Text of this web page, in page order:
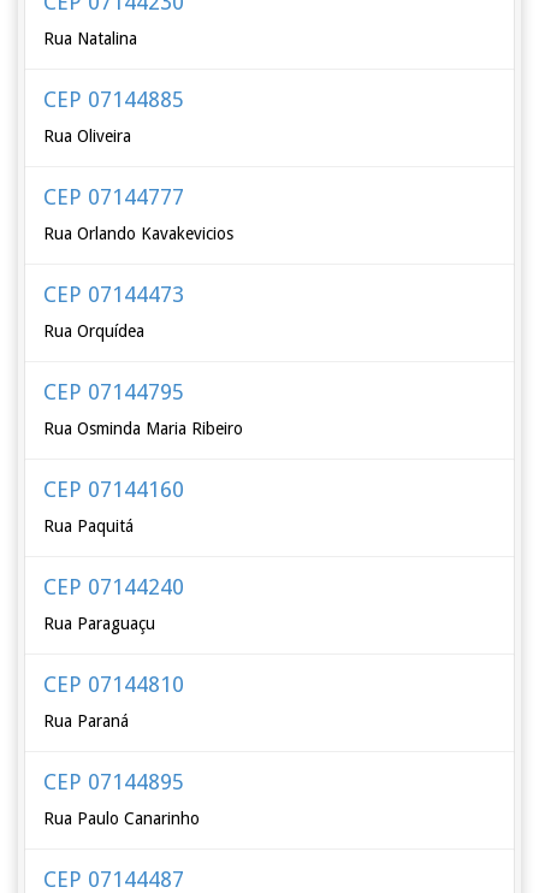
Rua Natalina
CEP 07144885
Rua Oliveira
CEP 07144777
Rua Orlando Kavakevicios
CEP 07144473
Rua Orquídea
CEP 07144795
Rua Osminda Maria Ribeiro
CEP 07144160
Rua Paquitá
CEP 07144240
Rua Paraguaçu
CEP 07144810
Rua Paraná
CEP 07144895
Rua Paulo Canarinho
CEP 07144487